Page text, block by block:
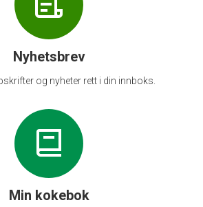
Nyhetsbrev
og nyheter rett i din innboks.
Min kokebok